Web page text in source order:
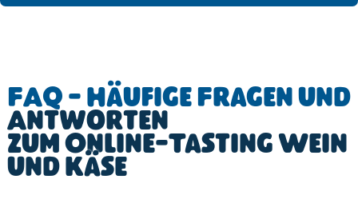
FAQ - Häufige Fragen und
Antworten
zum Online-Tasting Wein
und Käse